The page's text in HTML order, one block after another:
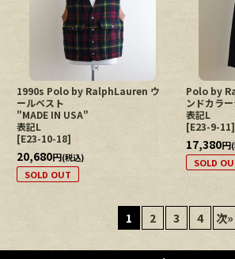
1990s Polo by RalphLauren ウ
ールベスト
"MADE IN USA"
表記L
[E23-10-18]
20,680円(税込)
SOLD OUT
Polo by
ンドカラ
表記L
[E23-9-11]
17,380円
SOLD
1 2 3 4 次»